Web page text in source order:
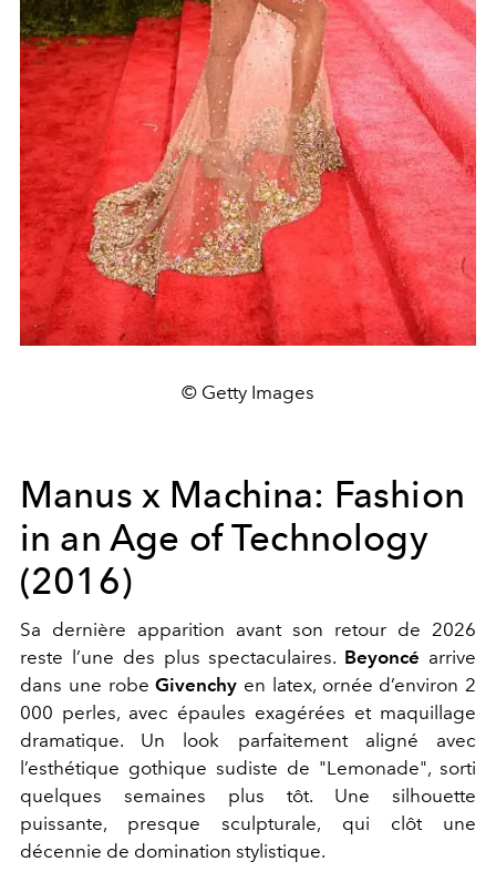
© Getty Images
Manus x Machina: Fashion
in an Age of Technology
(2016)
Sa dernière apparition avant son retour de 2026
reste l’une des plus spectaculaires. Beyoncé arrive
dans une robeGivenchy en latex, ornée d’environ 2
000 perles, avec épaules exagérées et maquillage
dramatique. Un look parfaitement aligné avec
l’esthétique gothique sudiste de "Lemonade", sorti
quelques semaines plus tôt. Une silhouette
puissante, presque sculpturale, qui clôt une
décennie de domination stylistique.